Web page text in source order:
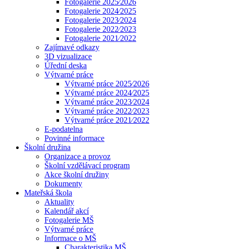
Fotogalerie 2025⁄2026
Fotogalerie 2024⁄2025
Fotogalerie 2023⁄2024
Fotogalerie 2022⁄2023
Fotogalerie 2021⁄2022
Zajímavé odkazy
3D vizualizace
Úřední deska
Výtvarné práce
Výtvarné práce 2025⁄2026
Výtvarné práce 2024⁄2025
Výtvarné práce 2023⁄2024
Výtvarné práce 2022⁄2023
Výtvarné práce 2021⁄2022
E-podatelna
Povinné informace
Školní družina
Organizace a provoz
Školní vzdělávací program
Akce školní družiny
Dokumenty
Mateřská škola
Aktuality
Kalendář akcí
Fotogalerie MŠ
Výtvarné práce
Informace o MŠ
Charakteristika MŠ